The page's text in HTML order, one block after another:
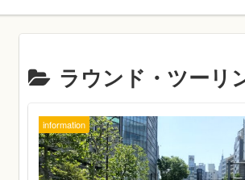
ラウンド・ツーリ
information